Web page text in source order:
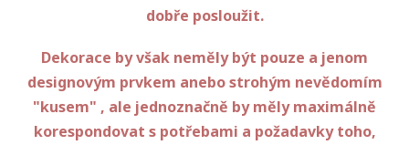
dobře posloužit.
Dekorace by však neměly být pouze a jenom
designovým prvkem anebo strohým nevědomím
"kusem" , ale jednoznačně by měly maximálně
korespondovat s potřebami a požadavky toho,